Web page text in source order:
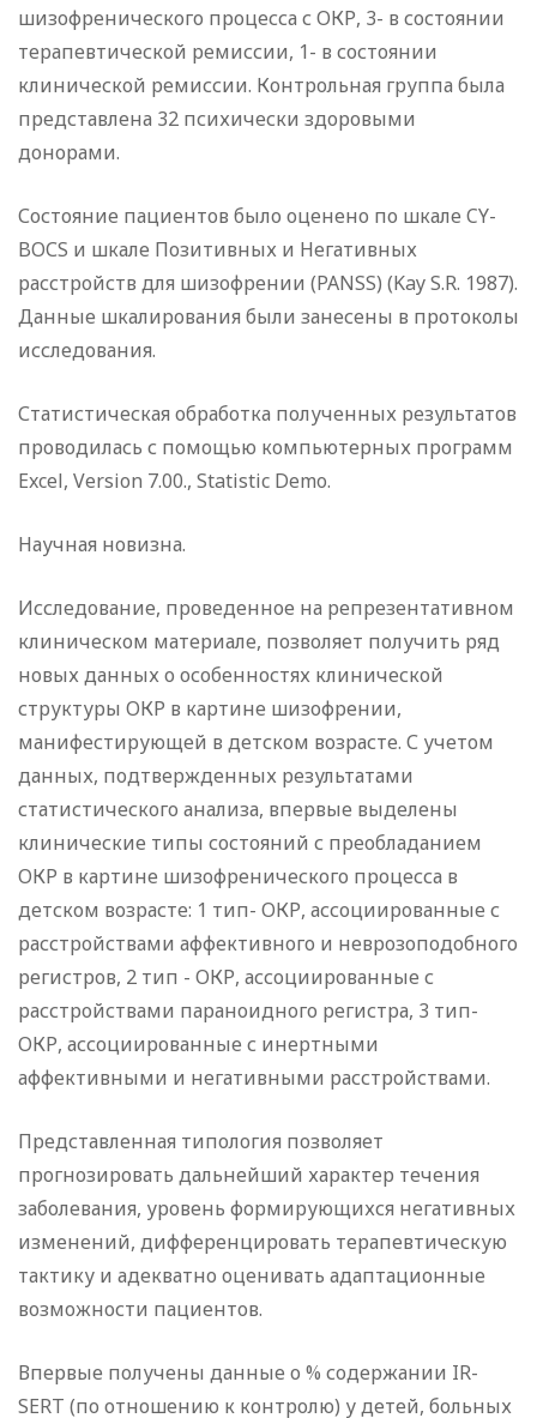
шизофренического процесса с ОКР, 3- в состоянии
терапевтической ремиссии, 1- в состоянии
клинической ремиссии. Контрольная группа была
представлена 32 психически здоровыми
донорами.
Состояние пациентов было оценено по шкале CY-
BOСS и шкале Позитивных и Негативных
расстройств для шизофрении (PANSS) (Kay S.R. 1987).
Данные шкалирования были занесены в протоколы
исследования.
Статистическая обработка полученных результатов
проводилась с помощью компьютерных программ
Excel, Version 7.00., Statistic Demo.
Научная новизна.
Исследование, проведенное на репрезентативном
клиническом материале, позволяет получить ряд
новых данных о особенностях клинической
структуры ОКР в картине шизофрении,
манифестирующей в детском возрасте. С учетом
данных, подтвержденных результатами
статистического анализа, впервые выделены
клинические типы состояний с преобладанием
ОКР в картине шизофренического процесса в
детском возрасте: 1 тип- ОКР, ассоциированные с
расстройствами аффективного и неврозоподобного
регистров, 2 тип - ОКР, ассоциированные с
расстройствами параноидного регистра, 3 тип-
ОКР, ассоциированные с инертными
аффективными и негативными расстройствами.
Представленная типология позволяет
прогнозировать дальнейший характер течения
заболевания, уровень формирующихся негативных
изменений, дифференцировать терапевтическую
тактику и адекватно оценивать адаптационные
возможности пациентов.
Впервые получены данные о % содержании IR-
SERT (по отношению к контролю) у детей, больных